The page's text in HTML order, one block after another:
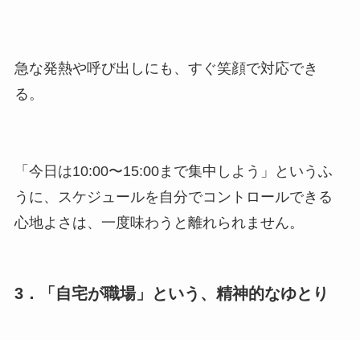
急な発熱や呼び出しにも、すぐ笑顔で対応でき
る。
「今日は10:00〜15:00まで集中しよう」というふ
うに、スケジュールを自分でコントロールできる
心地よさは、一度味わうと離れられません。
3．「自宅が職場」という、精神的なゆとり